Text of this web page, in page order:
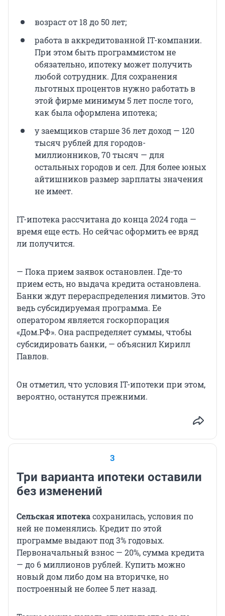
возраст от 18 до 50 лет;
работа в аккредитованной IT-компании.
При этом быть программистом не
обязательно, ипотеку может получить
любой сотрудник. Для сохранения
льготных процентов нужно работать в
этой фирме минимум 5 лет после того,
как была оформлена ипотека;
у заемщиков старше 36 лет доход — 120
тысяч рублей для городов-
миллионников, 70 тысяч — для
остальных городов и сел. Для более юных
айтишников размер зарплаты значения
не имеет.
IT-ипотека рассчитана до конца 2024 года —
время еще есть. Но сейчас оформить ее вряд
ли получится.
— Пока прием заявок остановлен. Где-то
прием есть, но выдача кредита остановлена.
Банки ждут перераспределения лимитов. Это
ведь субсидируемая программа. Ее
оператором является госкорпорация
«Дом.РФ». Она распределяет суммы, чтобы
субсидировать банки, — объяснил Кирилл
Павлов.
Он отметил, что условия IT-ипотеки при этом,
вероятно, останутся прежними.
3
Три варианта ипотеки оставили
без изменений
Сельская ипотекасохранилась, условия по
ней не поменялись. Кредит по этой
программе выдают под 3% годовых.
Первоначальный взнос — 20%, сумма кредита
— до 6 миллионов рублей. Купить можно
новый дом либо дом на вторичке, но
построенный не более 5 лет назад.